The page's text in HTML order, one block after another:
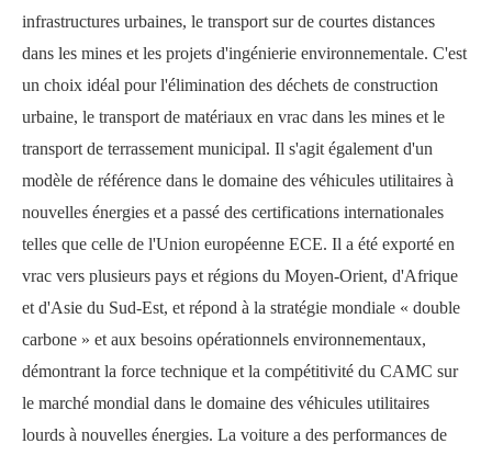
infrastructures urbaines, le transport sur de courtes distances
dans les mines et les projets d'ingénierie environnementale. C'est
un choix idéal pour l'élimination des déchets de construction
urbaine, le transport de matériaux en vrac dans les mines et le
transport de terrassement municipal. Il s'agit également d'un
modèle de référence dans le domaine des véhicules utilitaires à
nouvelles énergies et a passé des certifications internationales
telles que celle de l'Union européenne ECE. Il a été exporté en
vrac vers plusieurs pays et régions du Moyen-Orient, d'Afrique
et d'Asie du Sud-Est, et répond à la stratégie mondiale « double
carbone » et aux besoins opérationnels environnementaux,
démontrant la force technique et la compétitivité du CAMC sur
le marché mondial dans le domaine des véhicules utilitaires
lourds à nouvelles énergies. La voiture a des performances de